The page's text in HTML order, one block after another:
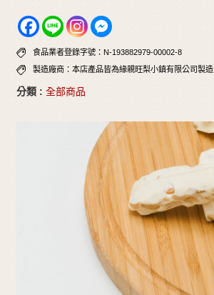
食品業者登錄字號：N-193882979-00002-8
製造廠商：本店產品皆為緣親旺梨小鎮有限公司製造
分類 : 全部商品